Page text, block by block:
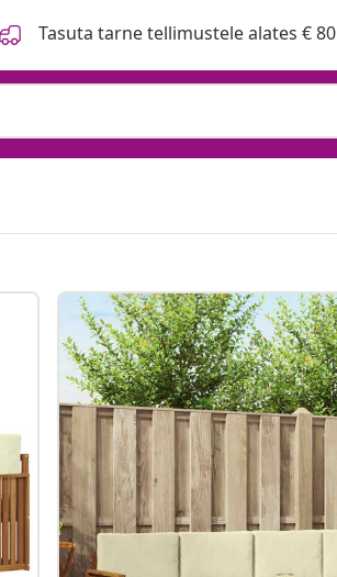
Tasuta tarne tellimustele alates € 80